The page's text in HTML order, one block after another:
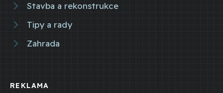
Stavba a rekonstrukce
Tipy a rady
Zahrada
REKLAMA